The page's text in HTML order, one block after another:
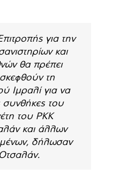
για την
και
θα πρέπει
τη
Ιμραλί για να
συνθήκες του
του ΡΚΚ
και άλλων
δήλωσαν